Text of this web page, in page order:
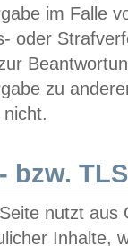
im Falle
oder
zu
bzw.
nutzt aus
Inhalte,